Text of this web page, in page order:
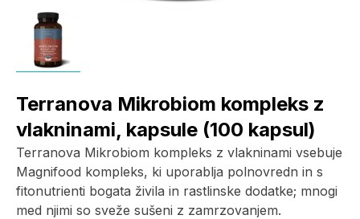
Terranova Mikrobiom kompleks z
vlakninami, kapsule (100 kapsul)
Terranova Mikrobiom kompleks z vlakninami vsebuje
Magnifood kompleks, ki uporablja polnovredn in s
fitonutrienti bogata živila in rastlinske dodatke; mnogi
med njimi so sveže sušeni z zamrzovanjem.